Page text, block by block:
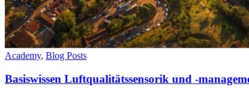
Academy, Blog Posts
Basiswissen Luftqualitätssensorik und -